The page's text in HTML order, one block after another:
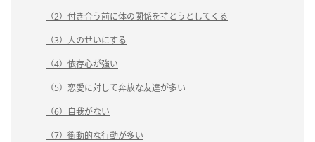
（2）付き合う前に体の関係を持とうとしてくる
（3）人のせいにする
（4）依存心が強い
（5）恋愛に対して奔放な友達が多い
（6）自我がない
（7）衝動的な行動が多い